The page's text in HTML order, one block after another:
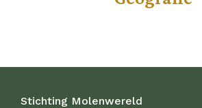
Stichting Molenwereld